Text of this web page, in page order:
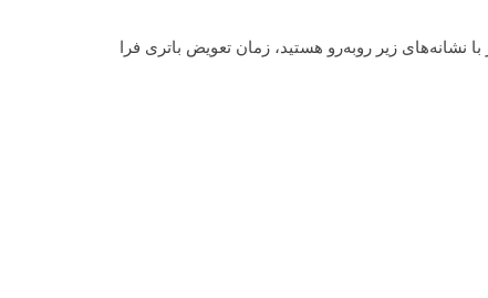
زیر روبه‌رو هستید، زمان تعویض باتری فرا